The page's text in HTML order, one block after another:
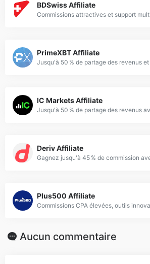
BDSwiss Affiliate
PrimeXBT Affiliate
IC Markets Affiliate
Deriv Affiliate
Plus500 Affiliate
Aucun commentaire